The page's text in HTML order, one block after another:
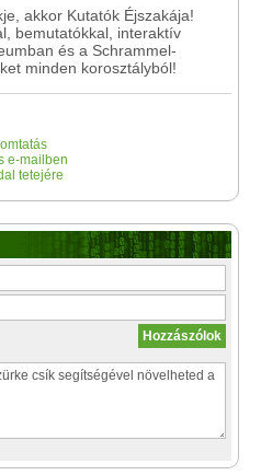
akkor Kutatók Éjszakája!
bemutatókkal, interaktív
és a Schrammel-
minden korosztályból!
e-mailben
tetejére